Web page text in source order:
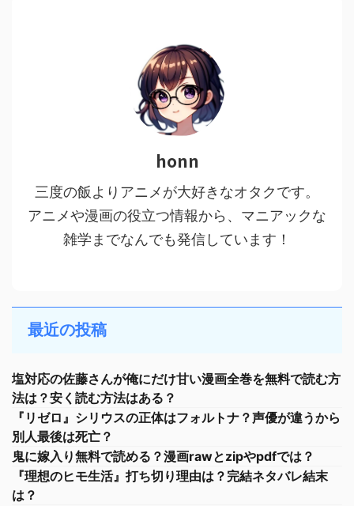
honn
三度の飯よりアニメが大好きなオタクです。
アニメや漫画の役立つ情報から、マニアックな
雑学までなんでも発信しています！
最近の投稿
塩対応の佐藤さんが俺にだけ甘い漫画全巻を無料で読む方
法は？安く読む方法はある？
『リゼロ』シリウスの正体はフォルトナ？声優が違うから
別人最後は死亡？
鬼に嫁入り無料で読める？漫画rawとzipやpdfでは？
『理想のヒモ生活』打ち切り理由は？完結ネタバレ結末
は？